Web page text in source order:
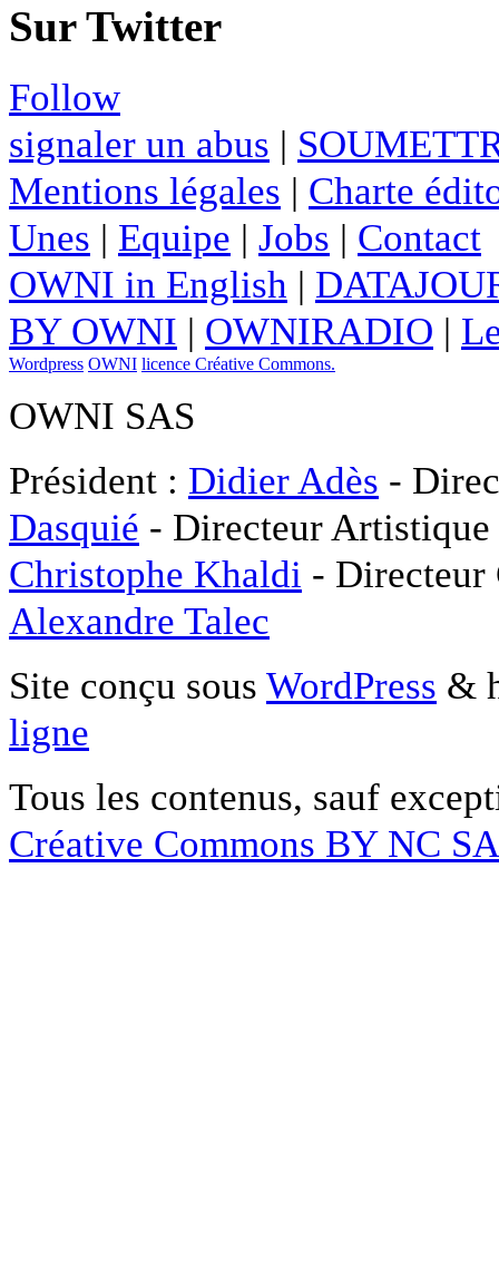
Sur Twitter
Follow
signaler un abus |
Mentions légales | Charte
Unes | Equipe | Jobs | Contact
OWNI in English |
BY OWNI | OWNIRADIO |
Wordpress OWNI licence Créative Commons.
OWNI SAS
Président : Didier Adès -
Dasquié - Directeur
Christophe Khaldi -
Alexandre Talec
Site conçu sous WordPress &
ligne
Tous les contenus, sauf
Créative Commons BY NC SA